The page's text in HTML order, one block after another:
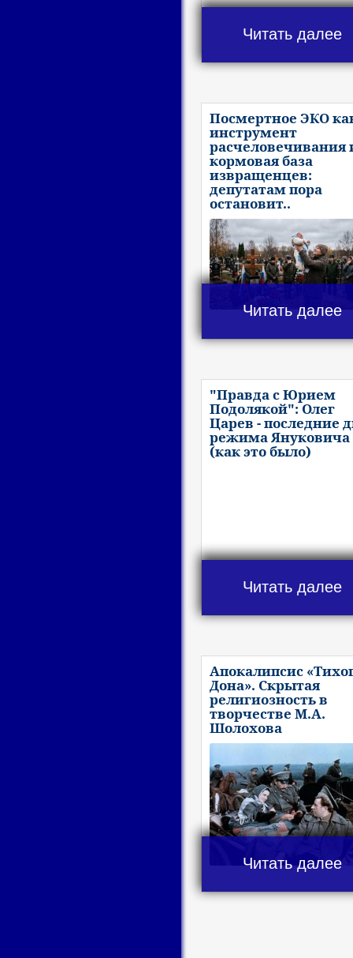
Читать далее
Посмертное ЭКО
инструмент
расчеловечивания
кормовая база
извращенцев:
депутатам пора
остановит..
Читать далее
"Правда с Юрием
Подолякой": Олег
Царев - последние
режима Януковича
(как это было)
Читать далее
Апокалипсис
Дона». Скрытая
религиозность в
творчестве М.А.
Шолохова
Читать далее